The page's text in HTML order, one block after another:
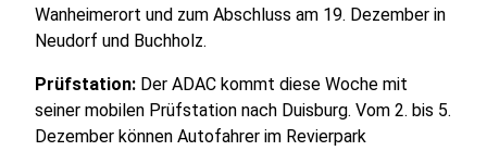
Wanheimerort und zum Abschluss am 19. Dezember in
Neudorf und Buchholz.
Prüfstation: Der ADAC kommt diese Woche mit
seiner mobilen Prüfstation nach Duisburg. Vom 2. bis 5.
Dezember können Autofahrer im Revierpark